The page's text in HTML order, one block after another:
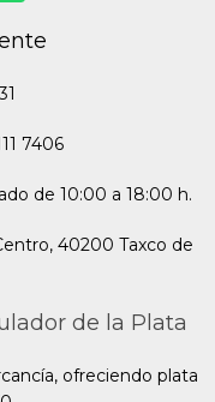
7406
de 10:00 a 18:00 h.
40200 Taxco de
de la Plata
ofreciendo plata